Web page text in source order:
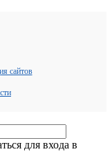
сайтов
для входа в